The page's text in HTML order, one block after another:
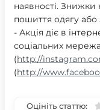
наявності. Знижки
пошиття одягу
- Акція діє в
соціальних
(http://
(http://
Оцініть статтю: